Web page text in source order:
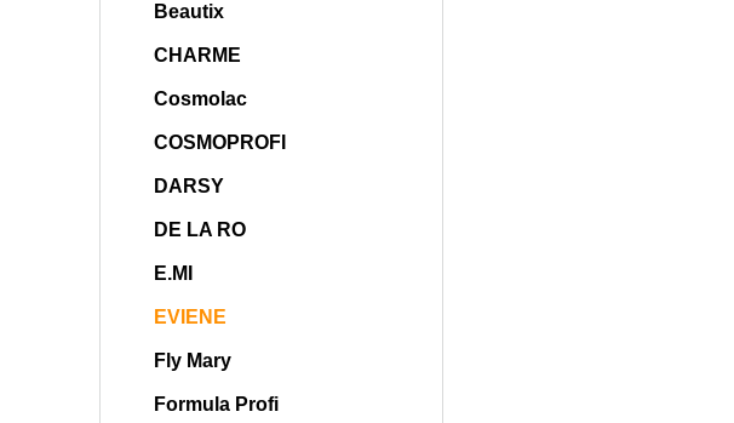
Beautix
CHARME
Cosmolac
COSMOPROFI
DARSY
DE LA RO
E.MI
EVIENE
Fly Mary
Formula Profi